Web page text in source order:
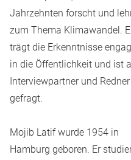
Jahrzehnten forscht und
zum Thema Klimawandel.
trägt die Erkenntnisse
in die Öffentlichkeit und ist
Interviewpartner und
gefragt.
Mojib Latif wurde 1954 in
Hamburg geboren. Er